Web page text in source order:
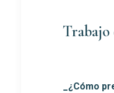
Trabajo
_¿Cómo